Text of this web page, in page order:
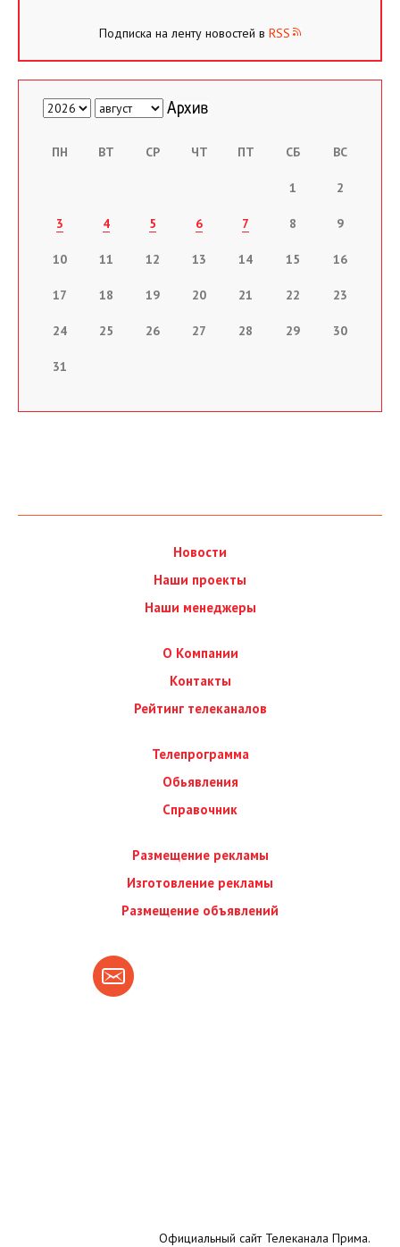
Подписка на ленту новостей в RSS
ПН ВТ СР ЧТ ПТ СБ ВС
1 2
3 4 5 6 7 8 9
10 11 12 13 14 15 16
17 18 19 20 21 22 23
24 25 26 27 28 29 30
31
Новости
Наши проекты
Наши менеджеры
О Компании
Контакты
Рейтинг телеканалов
Телепрограмма
Обьявления
Справочник
Размещение рекламы
Изготовление рекламы
Размещение объявлений
Официальный сайт Телеканала Прима.